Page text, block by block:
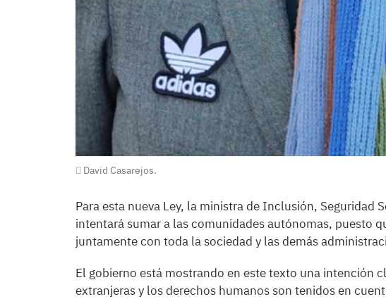
David Casarejos.
Para esta nueva Ley, la ministra de Inclusión, Seguridad
intentará sumar a las comunidades autónomas, puesto
juntamente con toda la sociedad y las demás
El gobierno está mostrando en este texto una intención
extranjeras y los derechos humanos son tenidos en